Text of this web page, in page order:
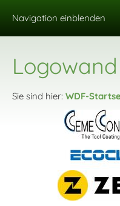
Navigation einblenden
Sie sind hier: WDF-